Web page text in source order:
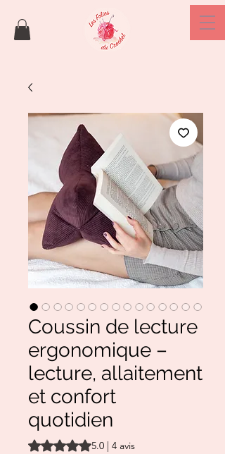
Coussin de lecture
ergonomique –
lecture, allaitement
et confort
quotidien
La note est de 5.0 sur cinq étoiles selon
5.0 | 4 avis